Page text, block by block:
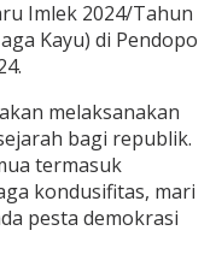
Imlek 2024/Tahun
Kayu) di Pendopo
melaksanakan
bagi republik.
termasuk
kondusifitas, mari
pesta demokrasi